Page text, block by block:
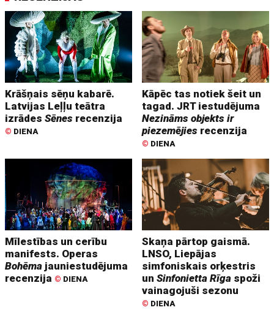
Krāšņais sēņu kabarē.
Latvijas Leļļu teātra
izrādesSēnes recenzija
© DIENA
Kāpēc tas notiek šeit un
tagad. JRT iestudējuma
Nezināms objekts ir
piezemējies recenzija
© DIENA
Mīlestības un cerību
manifests. Operas
Bohēma jauniestudējuma
recenzija © DIENA
Skaņa pārtop gaismā.
LNSO, Liepājas
simfoniskais orķestris
unSinfonietta Rīga spoži
vainagojuši sezonu
© DIENA